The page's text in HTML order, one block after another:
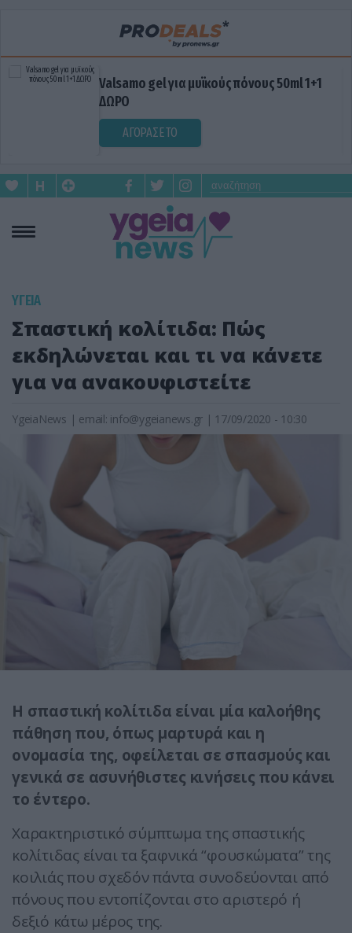
Valsamo gel για μυϊκούς πόνους 50ml 1+1
ΔΩΡΟ
ΑΓΟΡΑΣΕ ΤΟ
ΥΓΕΙΑ
Σπαστική κολίτιδα: Πώς
εκδηλώνεται και τι να κάνετε
για να ανακουφιστείτε
YgeiaNews | email: info@ygeianews.gr | 17/09/2020 - 10:30
Η σπαστική κολίτιδα είναι μία καλοήθης
πάθηση που, όπως μαρτυρά και η
ονομασία της, οφείλεται σε σπασμούς και
γενικά σε ασυνήθιστες κινήσεις που κάνει
το έντερο.
Χαρακτηριστικό σύμπτωμα της σπαστικής
κολίτιδας είναι τα ξαφνικά “φουσκώματα” της
κοιλιάς που σχεδόν πάντα συνοδεύονται από
πόνους που εντοπίζονται στο αριστερό ή
δεξιό κάτω μέρος της.